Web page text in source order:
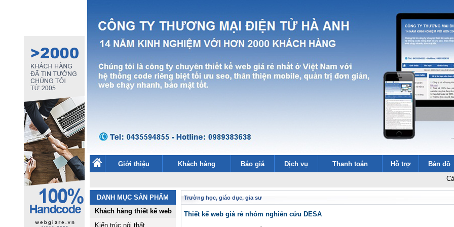
Giới thiệu Khách hàng Báo giá Dịch vụ Thanh toán Hỗ trợ Bản đồ
Cảm ơn
DANH MỤC SẢN PHẨM
Khách hàng thiết kế web
Kiến trúc nội thất
Trường học, giáo dục, gia sư
Thiết kế web giá rẻ nhóm nghiên cứu DESA